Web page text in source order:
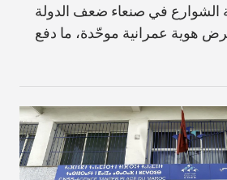
في صنعاء ضعف الدولة
هوية عمرانية موحّدة، ما دفع
نظام عرفي شفهي متجذر في